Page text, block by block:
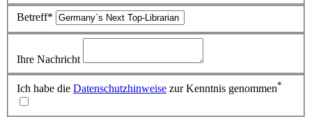
Betreff*
Ihre Nachricht
Ich habe die Datenschutzhinweise zur Kenntnis genommen*